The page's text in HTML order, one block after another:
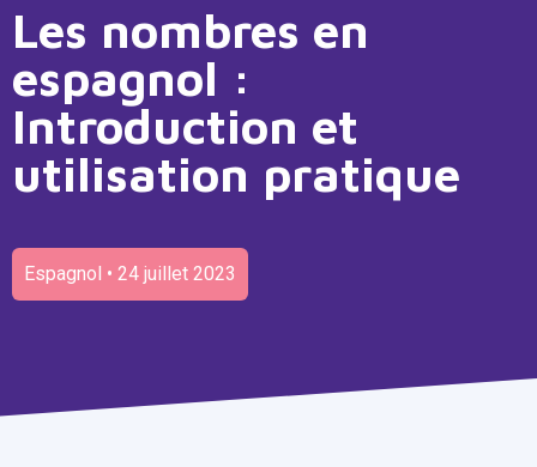
Les nombres en
espagnol :
Introduction et
utilisation pratique
Espagnol • 24 juillet 2023